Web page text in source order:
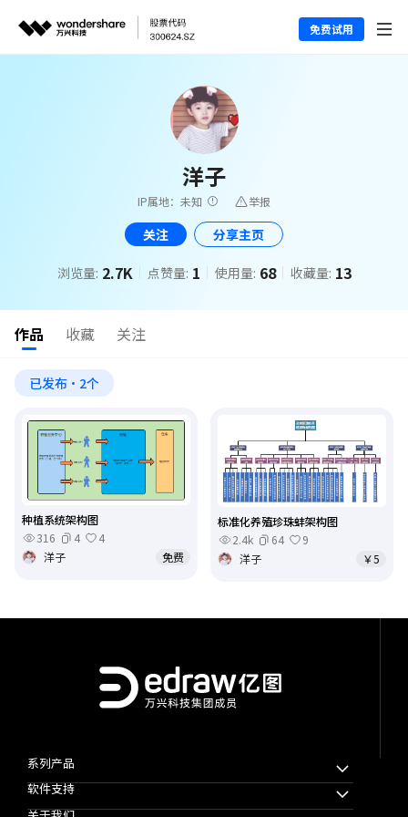
免费试用
洋子
IP属地：未知 举报
关注 分享主页
浏览量: 2.7K 点赞量: 1 使用量: 68 收藏量: 13
作品 收藏 关注
已发布·2个
种植系统架构图
316
4
4
洋子
免费
标准化养殖珍珠蚌架构图
2.4k
64
9
洋子
￥5
系列产品
万兴脑图MindMaster
软件支持